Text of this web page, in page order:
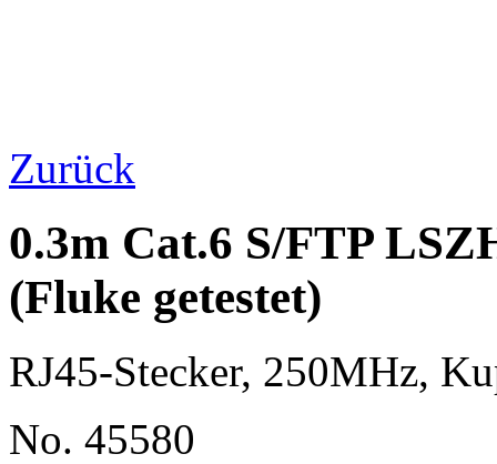
Zurück
0.3m Cat.6 S/FTP
(Fluke getestet)
RJ45-Stecker, 250MHz,
No. 45580